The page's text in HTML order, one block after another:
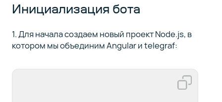
Инициализация бота
1. Для начала создаем новый проект Node.js, в
котором мы объединим Angular и telegraf: